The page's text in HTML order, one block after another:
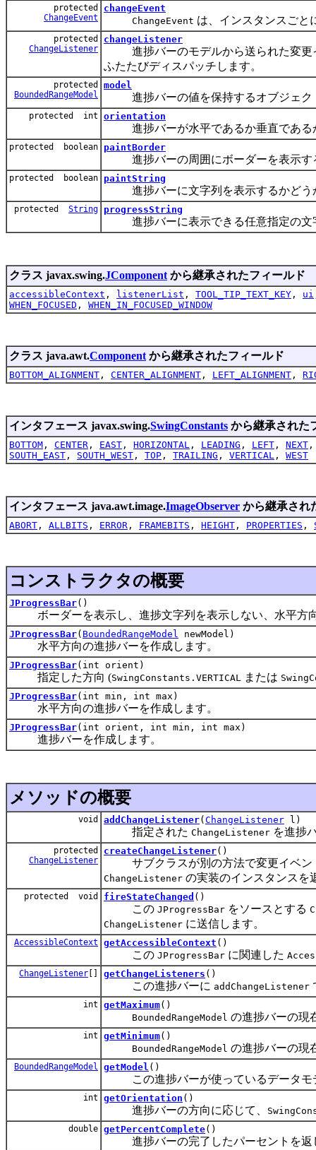
protected
ChangeEvent
changeEvent
ChangeEvent は、インスタンスごと
protected
ChangeListener
changeListener
進捗バーのモデルから送られた変更
ふたたびディスパッチします。
protected
BoundedRangeModel
model
進捗バーの値を保持するオブジェク
protected int orientation
進捗バーが水平であるか垂直である
protected boolean paintBorder
進捗バーの周囲にボーダーを表示す
protected boolean paintString
進捗バーに文字列を表示するかどう
protected String progressString
進捗バーに表示できる任意指定の文
クラス javax.swing.JComponent から継承されたフィールド
accessibleContext , listenerList , TOOL_TIP_TEXT_KEY , ui
WHEN_FOCUSED , WHEN_IN_FOCUSED_WINDOW
クラス java.awt.Component から継承されたフィールド
BOTTOM_ALIGNMENT , CENTER_ALIGNMENT , LEFT_ALIGNMENT ,
インタフェース javax.swing.SwingConstants から継承された
BOTTOM , CENTER , EAST , HORIZONTAL , LEADING , LEFT , NEXT
SOUTH_EAST , SOUTH_WEST , TOP , TRAILING , VERTICAL , WEST
インタフェース java.awt.image.ImageObserver から継承され
ABORT , ALLBITS , ERROR , FRAMEBITS , HEIGHT , PROPERTIES ,
コンストラクタの概要
JProgressBar()
ボーダーを表示し、進捗文字列を表示しない、水平方
JProgressBar( BoundedRangeModel newModel)
水平方向の進捗バーを作成します。
JProgressBar(int orient)
指定した方向 (SwingConstants.VERTICAL または
JProgressBar(int min, int max)
水平方向の進捗バーを作成します。
JProgressBar(int orient, int min, int max)
進捗バーを作成します。
メソッドの概要
void addChangeListener( ChangeListener l)
指定された ChangeListener を進捗
protected
ChangeListener
createChangeListener()
サブクラスが別の方法で変更イベン
ChangeListener の実装のインスタンスを
protected void fireStateChanged ()
この JProgressBar をソースとする
ChangeListener に送信します。
AccessibleContext getAccessibleContext ()
この JProgressBar に関連した
ChangeListener [] getChangeListeners ()
この進捗バーに addChangeListener
int getMaximum()
BoundedRangeModel の進捗バーの現
int getMinimum()
BoundedRangeModel の進捗バーの現
BoundedRangeModel getModel ()
この進捗バーが使っているデータモ
int getOrientation ()
進捗バーの方向に応じて、
double getPercentComplete()
進捗バーの完了したパーセントを返